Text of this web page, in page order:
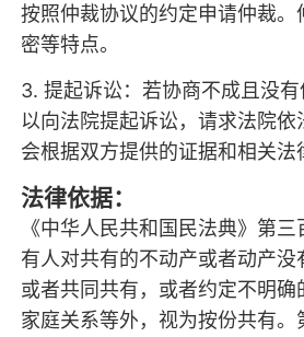
按照仲裁协议的约定申请仲裁。
密等特点。
3. 提起诉讼：若协商不成且没
以向法院提起诉讼，请求法院
会根据双方提供的证据和相关法
法律依据：
《中华人民共和国民法典》第
有人对共有的不动产或者动产没
或者共同共有，或者约定不明确
家庭关系等外，视为按份共有。